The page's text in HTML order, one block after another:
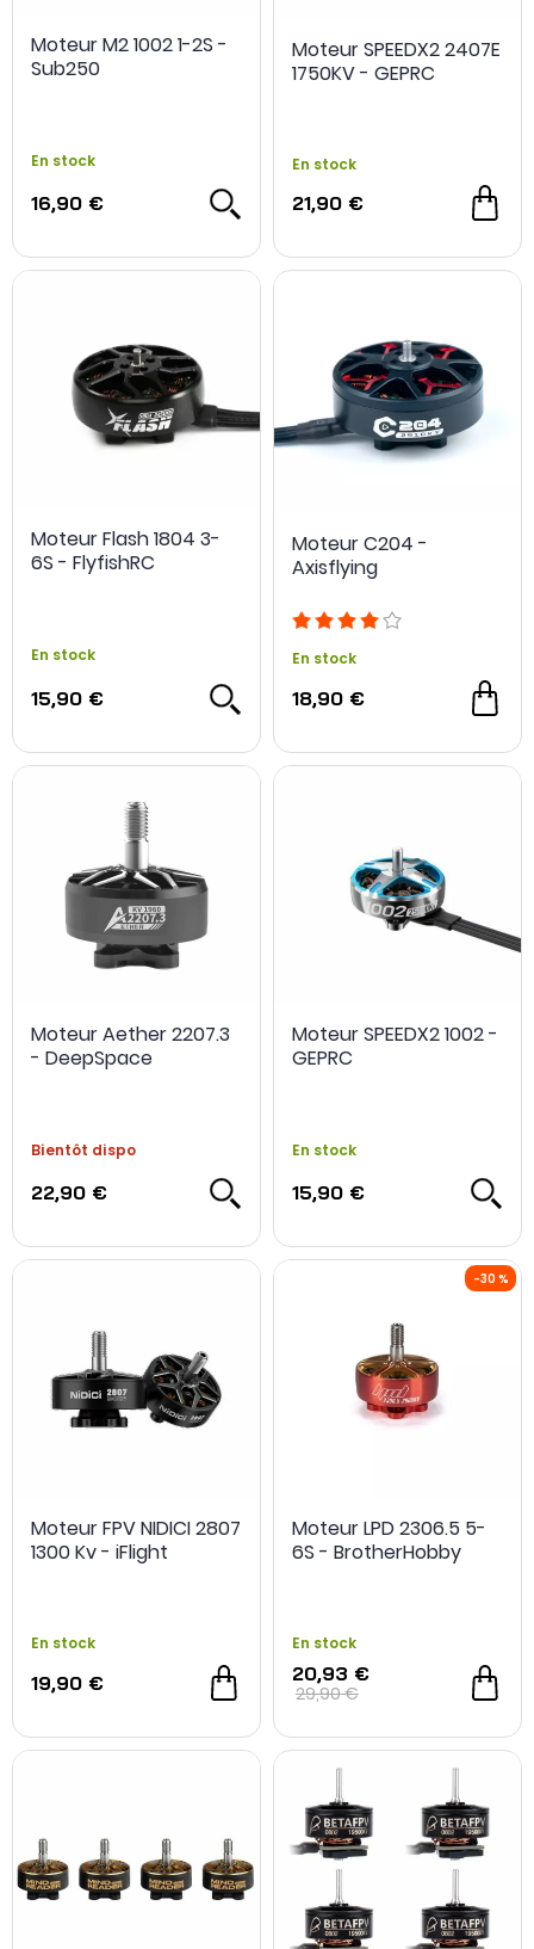
Moteur M2 1002 1-2S -
Sub250
En stock
16,90 €
Moteur SPEEDX2 2407E
1750KV - GEPRC
En stock
21,90 €
Moteur Flash 1804 3-
6S - FlyfishRC
En stock
15,90 €
Moteur C204 -
Axisflying
En stock
18,90 €
Moteur Aether 2207.3
- DeepSpace
Bientôt dispo
22,90 €
Moteur SPEEDX2 1002 -
GEPRC
En stock
15,90 €
Moteur FPV NIDICI 2807
1300 Kv - iFlight
En stock
19,90 €
Moteur LPD 2306.5 5-
6S - BrotherHobby
En stock
20,93 €
29,90 €